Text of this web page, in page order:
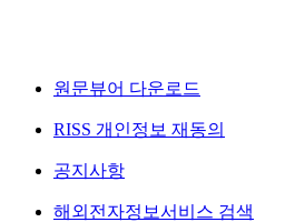
원문뷰어 다운로드
RISS 개인정보 재동의
공지사항
해외전자정보서비스 검색